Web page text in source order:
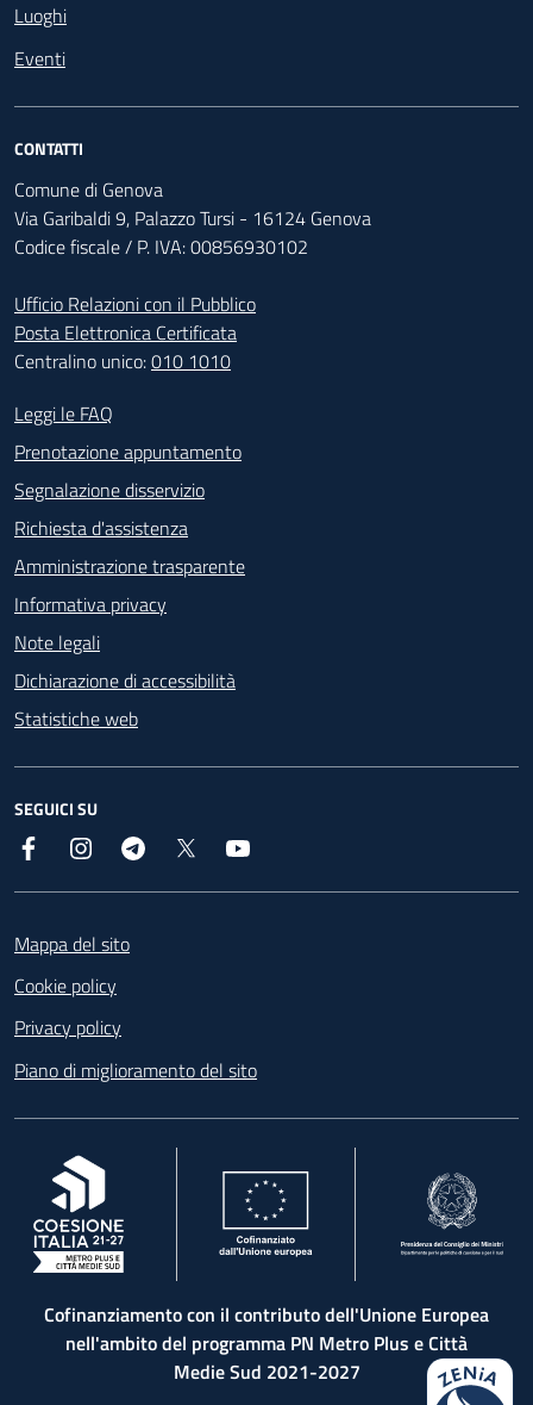
Luoghi
Eventi
CONTATTI
Comune di Genova
Via Garibaldi 9, Palazzo Tursi - 16124 Genova
Codice fiscale / P. IVA: 00856930102
Ufficio Relazioni con il Pubblico
Posta Elettronica Certificata
Centralino unico:010 1010
Footer - Contatti
Leggi le FAQ
Prenotazione appuntamento
Segnalazione disservizio
Richiesta d'assistenza
Amministrazione trasparente
Informativa privacy
Note legali
Dichiarazione di accessibilità
Statistiche web
SEGUICI SU
Facebook InstagramTelegram
Mappa del sito
Cookie policy
Privacy policy
Piano di miglioramento del sito
, apre in una nuova scheda
Cofinanziamento con il contributo dell'Unione Europea
nell'ambito del programma PN Metro Plus e Città
Medie Sud 2021-2027